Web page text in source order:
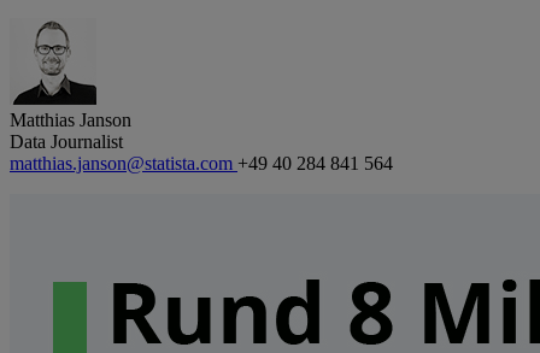
Matthias Janson
Data Journalist
matthias.janson@statista.com +49 40 284 841 564